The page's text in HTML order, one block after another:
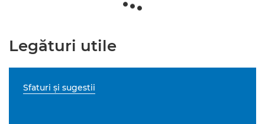
Legături utile
Sfaturi şi sugestii